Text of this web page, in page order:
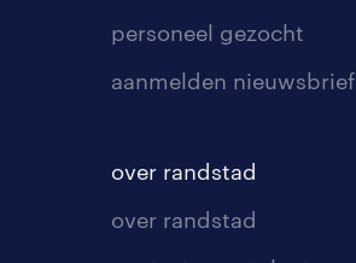
personeel gezocht
aanmelden nieuwsbrief
over randstad
over randstad